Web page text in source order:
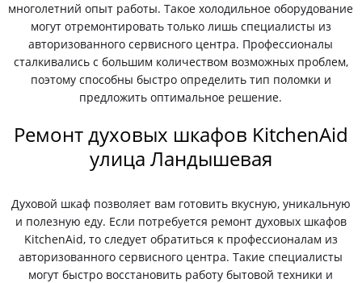
многолетний опыт работы. Такое холодильное оборудование
могут отремонтировать только лишь специалисты из
авторизованного сервисного центра. Профессионалы
сталкивались с большим количеством возможных проблем,
поэтому способны быстро определить тип поломки и
предложить оптимальное решение.
Ремонт духовых шкафов KitchenAid
улица Ландышевая
Духовой шкаф позволяет вам готовить вкусную, уникальную
и полезную еду. Если потребуется ремонт духовых шкафов
KitchenAid, то следует обратиться к профессионалам из
авторизованного сервисного центра. Такие специалисты
могут быстро восстановить работу бытовой техники и